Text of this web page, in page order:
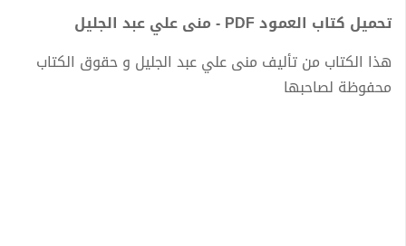
تحميل كتاب العمود PDF - منى علي عبد الجليل
هذا الكتاب من تأليف منى علي عبد الجليل و حقوق الكتاب
محفوظة لصاحبها